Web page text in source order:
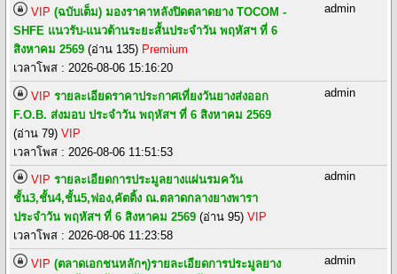
VIP (ฉบับเต็ม) มองราคาหลังปิดตลาดยาง TOCOM -
SHFE แนวรับ-แนวต้านระยะสั้นประจำวัน พฤหัสฯ ที่ 6
สิงหาคม 2569 (อ่าน 135) Premium
เวลาโพส : 2026-08-06 15:16:20
admin
VIP รายละเอียดราคาประกาศเที่ยงวันยางส่งออก
F.O.B. ส่งมอบ ประจำวัน พฤหัสฯ ที่ 6 สิงหาคม 2569
(อ่าน 79)VIP
เวลาโพส : 2026-08-06 11:51:53
admin
VIP รายละเอียดการประมูลยางแผ่นรมควัน
ชั้น3,ชั้น4,ชั้น5,ฟอง,คัตติ้ง ณ.ตลาดกลางยางพารา
ประจำวัน พฤหัสฯ ที่ 6 สิงหาคม 2569 (อ่าน 95)VIP
เวลาโพส : 2026-08-06 11:23:58
admin
VIP (ตลาดเอกชนหลักๆ)รายละเอียดการประมูลยาง
admin